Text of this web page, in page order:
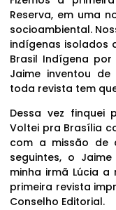
Reserva, em uma
socioambiental.
indígenas isolados
Brasil Indígena
Jaime inventou
toda revista tem
Dessa vez finquei
Voltei pra Brasília
com a missão de
seguintes, o
minha irmã Lúcia a
primeira revista
Conselho Editorial.